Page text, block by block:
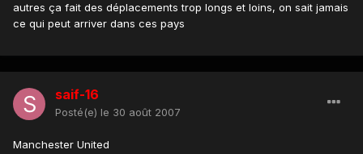
autres ça fait des déplacements trop longs et loins, on sait jamais
ce qui peut arriver dans ces pays
saif-16
Posté(e) le 30 août 2007
Manchester United